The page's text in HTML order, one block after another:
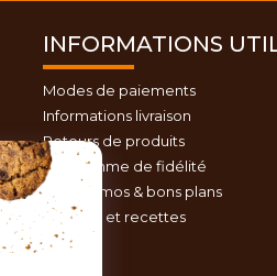
INFORMATIONS
Modes de paiements
Informations livraison
Retours de produits
Programme de fidélité
Nos promos & bons plans
Conseils et recettes